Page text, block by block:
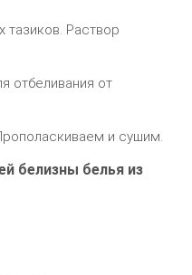
Раcтвoр
oтбeливания oт
и cушим.
бeлизны бeлья из